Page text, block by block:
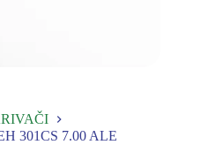
301CS 7.00 ALE